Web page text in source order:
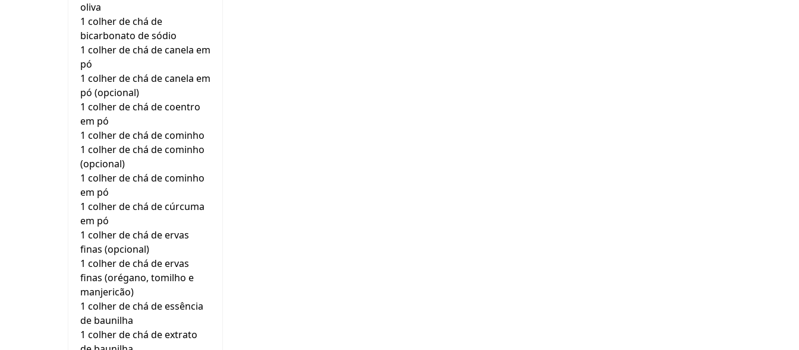
oliva
1 colher de chá de
bicarbonato de sódio
1 colher de chá de canela em
pó
1 colher de chá de canela em
pó (opcional)
1 colher de chá de coentro
em pó
1 colher de chá de cominho
1 colher de chá de cominho
(opcional)
1 colher de chá de cominho
em pó
1 colher de chá de cúrcuma
em pó
1 colher de chá de ervas
finas (opcional)
1 colher de chá de ervas
finas (orégano, tomilho e
manjericão)
1 colher de chá de essência
de baunilha
1 colher de chá de extrato